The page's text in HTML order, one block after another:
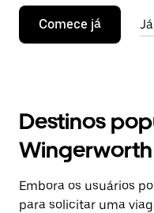
Comece já
Destinos
Wingerworth
Embora os usuários
para solicitar uma